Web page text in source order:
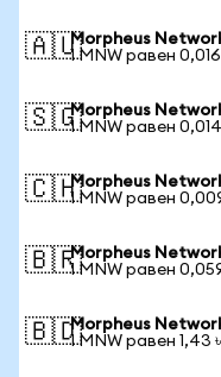
🇦🇺Morpheus
1 MNW равен
🇸🇬Morpheus
1 MNW равен
🇨🇭Morpheus
1 MNW равен
🇧🇷Morpheus
1 MNW равен
🇧🇩Morpheus
1 MNW равен 1,43 ৳